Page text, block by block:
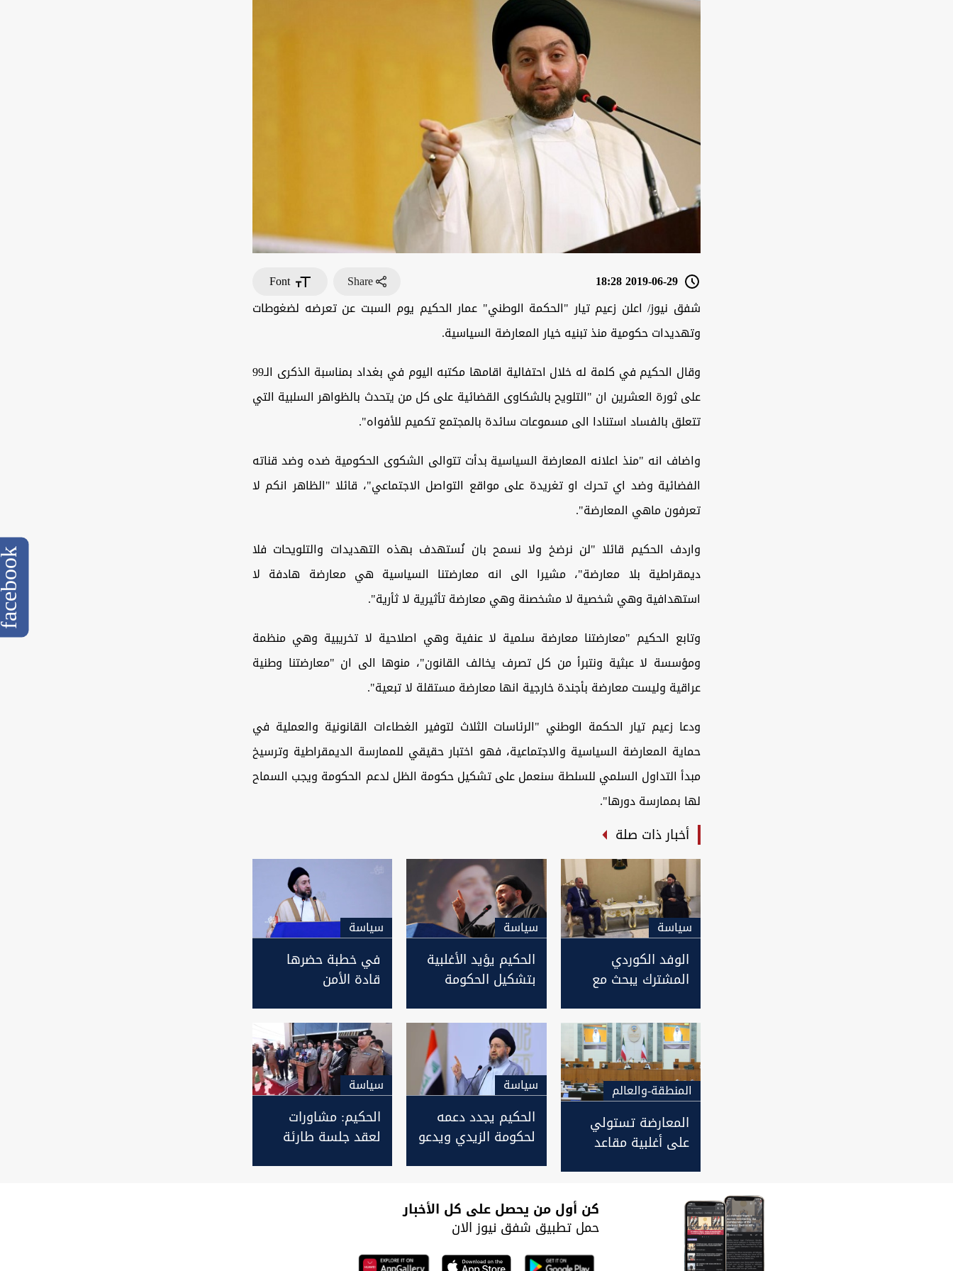
2019-06-29 18:28
Share
Font
شفق نيوز/ اعلن زعيم تيار "الحكمة الوطني" عمار الحكيم يوم السبت عن تعرضه لضغوطات
وتهديدات حكومية منذ تبنيه خيار المعارضة السياسية.
وقال الحكيم في كلمة له خلال احتفالية اقامها مكتبه اليوم في بغداد بمناسبة الذكرى الـ99
على ثورة العشرين ان "التلويح بالشكاوى القضائية على كل من يتحدث بالظواهر السلبية التي
تتعلق بالفساد استنادا الى مسموعات سائدة بالمجتمع تكميم للأفواه".
واضاف انه "منذ اعلانه المعارضة السياسية بدأت تتوالى الشكوى الحكومية ضده وضد قناته
الفضائية وضد اي تحرك او تغريدة على مواقع التواصل الاجتماعي"، قائلا "الظاهر انكم لا
تعرفون ماهي المعارضة".
واردف الحكيم قائلا "لن نرضخ ولا نسمح بان نُستهدف بهذه التهديدات والتلويحات فلا
ديمقراطية بلا معارضة"، مشيرا الى انه معارضتنا السياسية هي معارضة هادفة لا
استهدافية وهي شخصية لا مشخصنة وهي معارضة تأثيرية لا ثأرية".
وتابع الحكيم "معارضتنا معارضة سلمية لا عنفية وهي اصلاحية لا تخريبية وهي منظمة
ومؤسسة لا عبثية ونتبرأ من كل تصرف يخالف القانون"، منوها الى ان "معارضتنا وطنية
عراقية وليست معارضة بأجندة خارجية انها معارضة مستقلة لا تبعية".
ودعا زعيم تيار الحكمة الوطني "الرئاسات الثلاث لتوفير الغطاءات القانونية والعملية في
حماية المعارضة السياسية والاجتماعية، فهو اختبار حقيقي للممارسة الديمقراطية وترسيخ
مبدأ التداول السلمي للسلطة سنعمل على تشكيل حكومة الظل لدعم الحكومة ويجب السماح
لها بممارسة دورها".
أخبار ذات صلة
سیاسة
الوفد الكوردي
المشترك يبحث مع
السياسية وتشكيل
الحكومة العراقية
سیاسة
الحكيم يؤيد الأغلبية
بتشكيل الحكومة
بشرط
سیاسة
في خطبة حضرها
قادة الأمن
يقر بالتحديات ويحذر
من الانقسام
المنطقة-والعالم
المعارضة تستولي
على أغلبية مقاعد
سیاسة
الحكيم يجدد دعمه
لحكومة الزيدي ويدعو
سیاسة
الحكيم: مشاورات
لعقد جلسة طارئة
كن أول من يحصل على كل الأخبار
حمل تطبيق شفق نيوز الان